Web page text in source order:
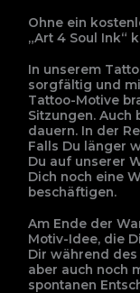
Ohne ein
„Art 4 Soul Ink“
In unserem
sorgfältig und
Tattoo-Motive
Sitzungen. Auch
dauern. In der
Falls Du länger
Du auf unserer
Dich noch eine
beschäftigen.
Am Ende der
Motiv-Idee, die
Dir während
aber auch noch
spontanen